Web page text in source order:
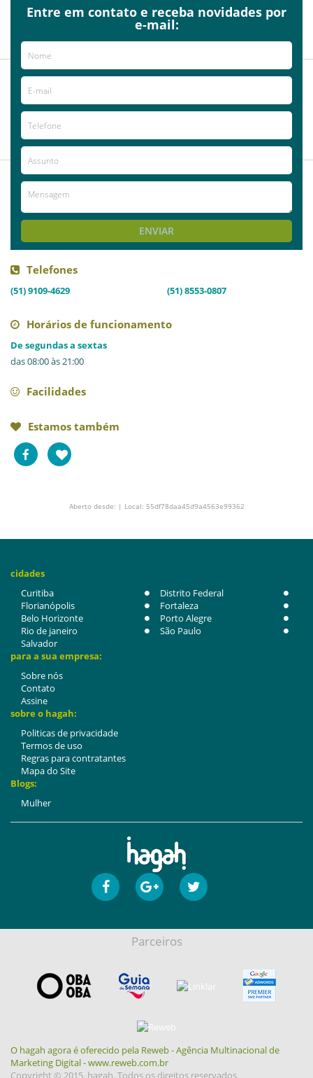
Priscilla
2015-09-22
Indico!
Cristiane
Quadros
2015-09-08
Entre em contato e receba novidades por
e-mail:
ENVIAR
Telefones
(51) 9109-4629 (51) 8553-0807
Horários de funcionamento
De segundas a sextas
das 08:00 às 21:00
Facilidades
Estamos também
Aberto desde: | Local: 55df78daa45d9a4563e99362
cidades
Curitiba
Distrito Federal
Florianópolis
Fortaleza
Belo Horizonte
Porto Alegre
Rio de janeiro
São Paulo
Salvador
para a sua empresa:
Sobre nós
Contato
Assine
sobre o hagah:
Politicas de privacidade
Termos de uso
Regras para contratantes
Mapa do Site
Blogs:
Mulher
Parceiros
O hagah agora é oferecido pela Reweb - Agência Multinacional de
Marketing Digital - www.reweb.com.br
Copyright © 2015, hagah. Todos os direitos reservados.